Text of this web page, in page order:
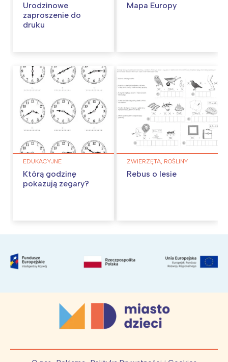
Urodzinowe
zaproszenie do
druku
Mapa Europy
EDUKACYJNE
Którą godzinę
pokazują zegary?
ZWIERZĘTA, ROŚLINY
Rebus o lesie